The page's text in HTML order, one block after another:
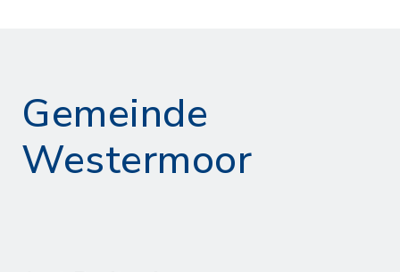
Gemeinde
Westermoor